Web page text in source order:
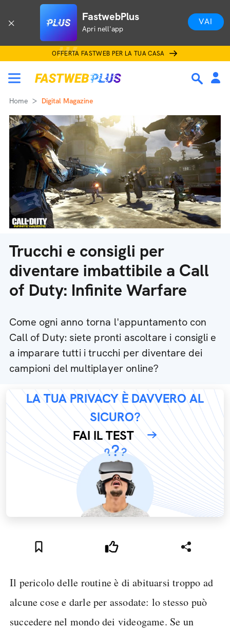
FastwebPlus
Apri nell'app
VAI
OFFERTA FASTWEB PER LA TUA CASA
Home Digital Magazine
Trucchi e consigli per
diventare imbattibile a Call
of Duty: Infinite Warfare
Come ogni anno torna l'appuntamento con
Call of Duty: siete pronti ascoltare i consigli e
a imparare tutti i trucchi per diventare dei
campioni del multiplayer online?
LA TUA PRIVACY È DAVVERO AL
SICURO?
FAI IL TEST
Il pericolo delle routine è di abituarsi troppo ad
alcune cose e darle per assodate: lo stesso può
succedere nel mondo dei videogame. Se un